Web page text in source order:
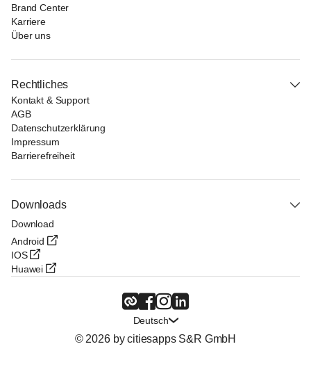
Brand Center
Karriere
Über uns
Rechtliches
Kontakt & Support
AGB
Datenschutzerklärung
Impressum
Barrierefreiheit
Downloads
Download
Android
IOS
Huawei
Deutsch
© 2026 by citiesapps S&R GmbH